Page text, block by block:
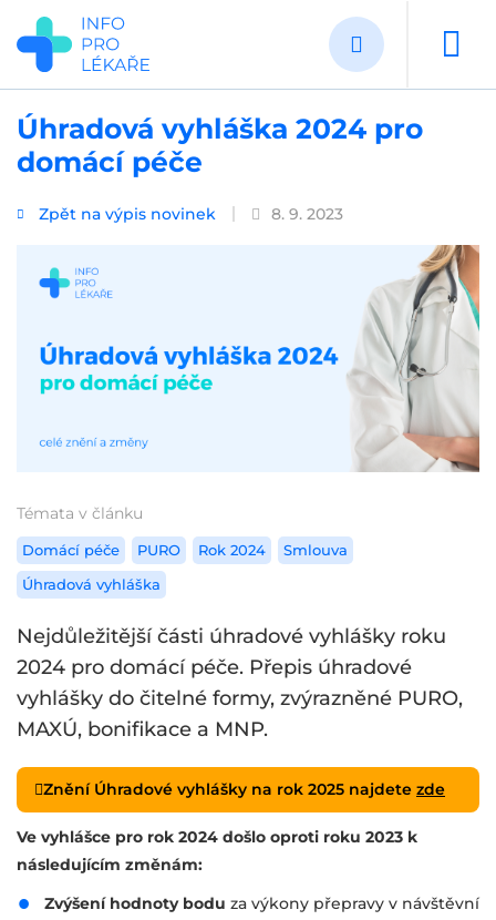
Přejít
hlavnímu
obsahu
Úhradová vyhláška 2024 pro
domácí péče
Zpět na výpis novinek 8. 9. 2023
Témata v článku
Domácí péče PURO Rok 2024
Smlouva
Úhradová vyhláška
Nejdůležitější části úhradové vyhlášky roku
2024 pro domácí péče. Přepis úhradové
vyhlášky do čitelné formy, zvýrazněné PURO,
MAXÚ, bonifikace a MNP.
Znění Úhradové vyhlášky na rok 2025 najdete zde
Ve vyhlášce pro rok 2024 došlo oproti roku 2023 k
následujícím změnám:
Zvýšení hodnoty bodu za výkony přepravy v návštěvní